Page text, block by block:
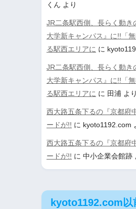
くん より
JR二条駅西側、長らく動き
大学新キャンパス』に!!「
る駅西エリアに に
JR二条駅西側、長らく動き
大学新キャンパス』に!!「
る駅西エリアに に 田浦 より
西大路五条下るの『京都府
ードが!! に kyoto1192.com
西大路五条下るの『京都府
ードが!! に 中小企業会館跡
kyoto1192.com以